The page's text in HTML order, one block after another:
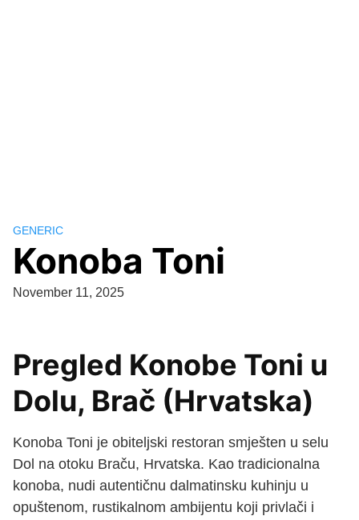
GENERIC
Konoba Toni
November 11, 2025
Pregled Konobe Toni u
Dolu, Brač (Hrvatska)
Konoba Toni je obiteljski restoran smješten u selu
Dol na otoku Braču, Hrvatska. Kao tradicionalna
konoba, nudi autentičnu dalmatinsku kuhinju u
opuštenom, rustikalnom ambijentu koji privlači i